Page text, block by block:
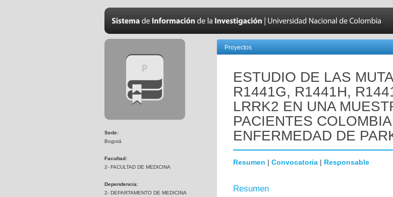
Sede:
Bogotá
Facultad:
2- FACULTAD DE MEDICINA
Dependencia:
2- DEPARTAMENTO DE MEDICINA
Proyectos
ESTUDIO DE LAS
R1441G, R1441H,
LRRK2 EN UNA
PACIENTES
ENFERMEDAD DE
Resumen | Convocatoria | Responsable
Resumen